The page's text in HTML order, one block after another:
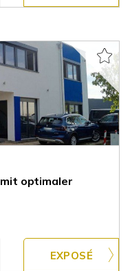
optimaler